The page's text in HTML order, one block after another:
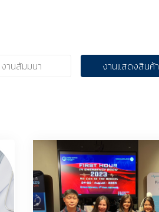
งานสัมมนา
งานแสดงสินค้า